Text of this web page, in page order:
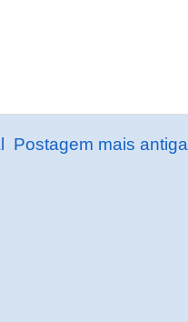
Postagem mais antiga